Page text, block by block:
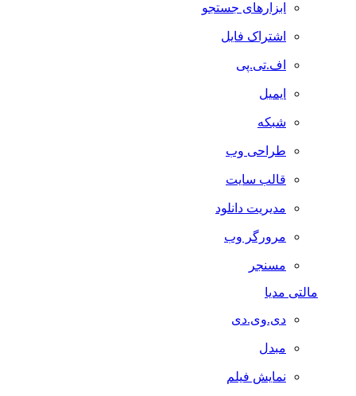
ابزارهای جستجو
اشتراک فایل
اف.تی.پی
ایمیل
شبکه
طراحی وب
قالب سایت
مدیریت دانلود
مرورگر وب
مسنجر
مالتی مدیا
دی.وی.دی
مبدل
نمایش فیلم